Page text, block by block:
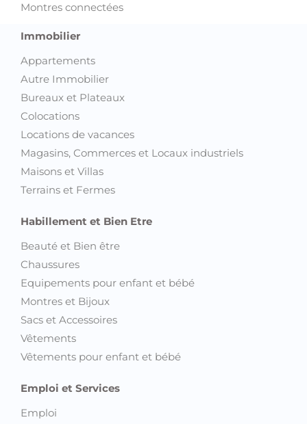
Montres connectées
Immobilier
Appartements
Autre Immobilier
Bureaux et Plateaux
Colocations
Locations de vacances
Magasins, Commerces et Locaux industriels
Maisons et Villas
Terrains et Fermes
Habillement et Bien Etre
Beauté et Bien être
Chaussures
Equipements pour enfant et bébé
Montres et Bijoux
Sacs et Accessoires
Vêtements
Vêtements pour enfant et bébé
Emploi et Services
Emploi